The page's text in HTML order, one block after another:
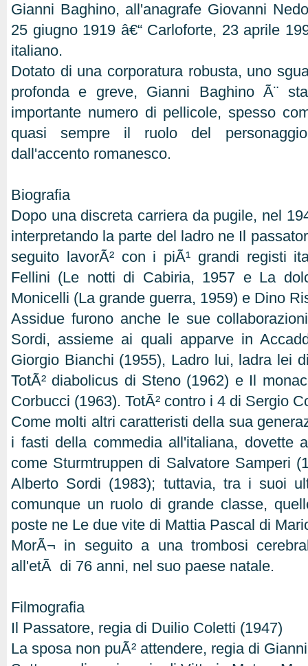
Gianni Baghino, all'anagrafe Giovanni
25 giugno 1919 â€“ Carloforte, 23 aprile
italiano.
Dotato di una corporatura robusta, uno
profonda e greve, Gianni Baghino Ã¨
importante numero di pellicole, spesso
quasi sempre il ruolo del
dall'accento romanesco.
Biografia
Dopo una discreta carriera da pugile, nel
interpretando la parte del ladro ne Il
seguito lavorÃ² con i piÃ¹ grandi registi
Fellini (Le notti di Cabiria, 1957 e La
Monicelli (La grande guerra, 1959) e Dino
Assidue furono anche le sue
Sordi, assieme ai quali apparve in
Giorgio Bianchi (1955), Ladro lui, ladra lei
TotÃ² diabolicus di Steno (1962) e Il
Corbucci (1963). TotÃ² contro i 4 di Sergio
Come molti altri caratteristi della sua
i fasti della commedia all'italiana, dovette
come Sturmtruppen di Salvatore Samperi
Alberto Sordi (1983); tuttavia, tra i suoi
comunque un ruolo di grande classe,
poste ne Le due vite di Mattia Pascal di
MorÃ¬ in seguito a una trombosi
all'etÃ di 76 anni, nel suo paese natale.
Filmografia
Il Passatore, regia di Duilio Coletti (1947)
La sposa non puÃ² attendere, regia di